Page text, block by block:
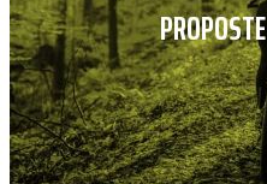
PROPOSTE